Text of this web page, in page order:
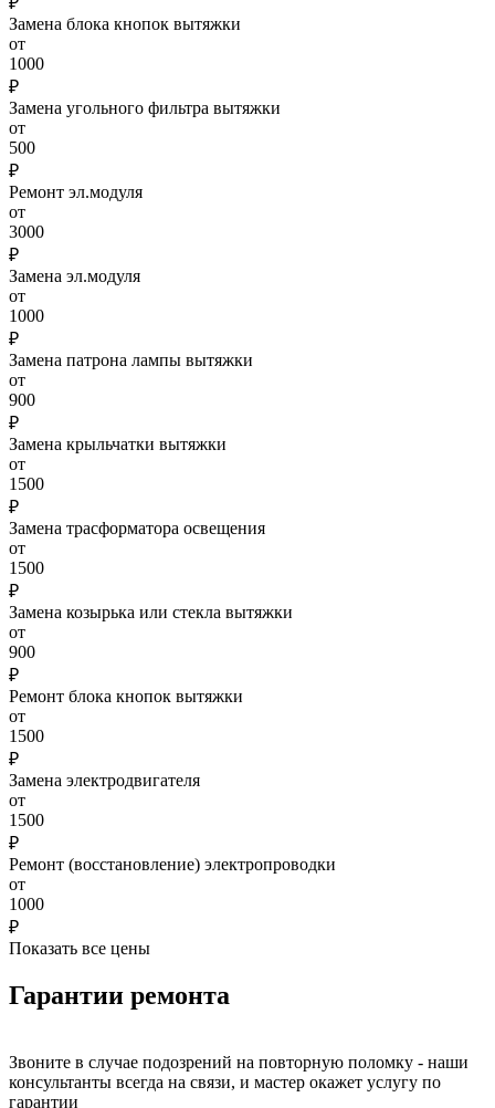
Замена блока кнопок вытяжки
от
1000
₽
Замена угольного фильтра вытяжки
от
500
₽
Ремонт эл.модуля
от
3000
₽
Замена эл.модуля
от
1000
₽
Замена патрона лампы вытяжки
от
900
₽
Замена крыльчатки вытяжки
от
1500
₽
Замена трасформатора освещения
от
1500
₽
Замена козырька или стекла вытяжки
от
900
₽
Ремонт блока кнопок вытяжки
от
1500
₽
Замена электродвигателя
от
1500
₽
Ремонт (восстановление) электропроводки
от
1000
₽
Показать все цены
Гарантии ремонта
Звоните в случае подозрений на повторную поломку - наши
консультанты всегда на связи, и мастер окажет услугу по
гарантии